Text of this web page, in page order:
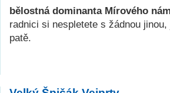
bělostná dominanta Mírového
radnici si nespletete s žádnou
patě.